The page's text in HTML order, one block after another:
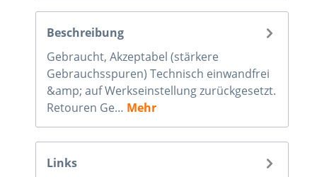
Beschreibung
Gebraucht, Akzeptabel (stärkere
Gebrauchsspuren) Technisch einwandfrei
&amp; auf Werkseinstellung zurückgesetzt.
Retouren Ge… Mehr
Links